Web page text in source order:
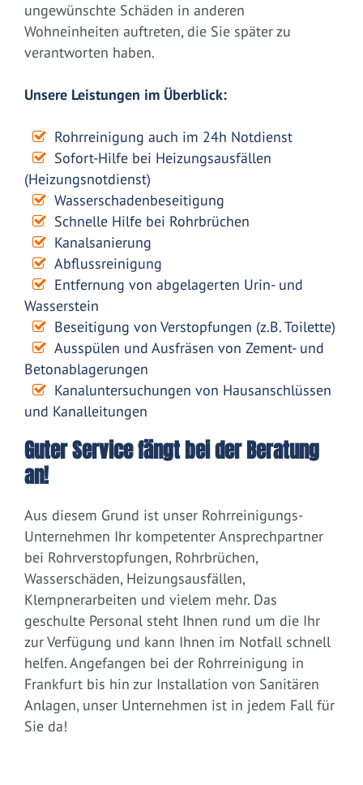
ungewünschte Schäden in anderen
Wohneinheiten auftreten, die Sie später zu
verantworten haben.
Unsere Leistungen im Überblick:
Rohrreinigung auch im 24h Notdienst
Sofort-Hilfe bei Heizungsausfällen
(Heizungsnotdienst)
Wasserschadenbeseitigung
Schnelle Hilfe bei Rohrbrüchen
Kanalsanierung
Abflussreinigung
Entfernung von abgelagerten Urin- und
Wasserstein
Beseitigung von Verstopfungen (z.B. Toilette)
Ausspülen und Ausfräsen von Zement- und
Betonablagerungen
Kanaluntersuchungen von Hausanschlüssen
und Kanalleitungen
Guter Service fängt bei der Beratung
an!
Aus diesem Grund ist unser Rohrreinigungs-
Unternehmen Ihr kompetenter Ansprechpartner
bei Rohrverstopfungen, Rohrbrüchen,
Wasserschäden, Heizungsausfällen,
Klempnerarbeiten und vielem mehr. Das
geschulte Personal steht Ihnen rund um die Ihr
zur Verfügung und kann Ihnen im Notfall schnell
helfen. Angefangen bei der Rohrreinigung in
Frankfurt bis hin zur Installation von Sanitären
Anlagen, unser Unternehmen ist in jedem Fall für
Sie da!